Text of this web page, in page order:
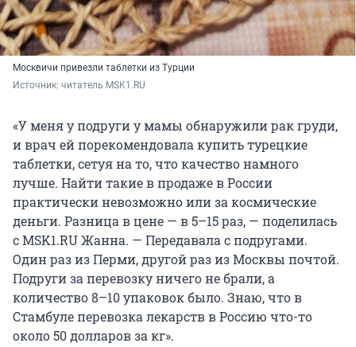
Москвичи привезли таблетки из Турции
Источник: читатель MSK1.RU
«У меня у подруги у мамы обнаружили рак груди,
и врач ей порекомендовала купить турецкие
таблетки, сетуя на то, что качество намного
лучше. Найти такие в продаже в России
практически невозможно или за космические
деньги. Разница в цене — в 5–15 раз, — поделилась
с MSK1.RU Жанна. — Передавала с подругами.
Один раз из Перми, другой раз из Москвы почтой.
Подруги за перевозку ничего не брали, а
количество 8–10 упаковок было. Знаю, что в
Стамбуле перевозка лекарств в Россию что-то
около50долларов за кг».